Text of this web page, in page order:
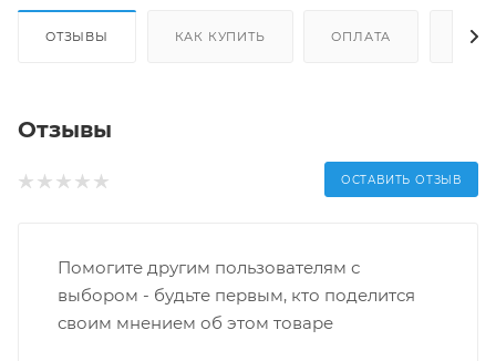
ОТЗЫВЫ КАК КУПИТЬ ОПЛАТА
Отзывы
ОСТАВИТЬ ОТЗЫВ
Помогите другим пользователям с
выбором - будьте первым, кто поделится
своим мнением об этом товаре